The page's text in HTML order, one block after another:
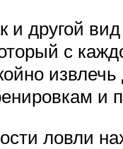
и другой
с
и
ловли